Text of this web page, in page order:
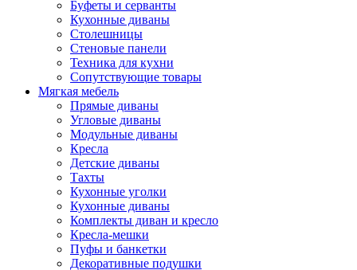
Буфеты и серванты
Кухонные диваны
Столешницы
Стеновые панели
Техника для кухни
Сопутствующие товары
Мягкая мебель
Прямые диваны
Угловые диваны
Модульные диваны
Кресла
Детские диваны
Тахты
Кухонные уголки
Кухонные диваны
Комплекты диван и кресло
Кресла-мешки
Пуфы и банкетки
Декоративные подушки